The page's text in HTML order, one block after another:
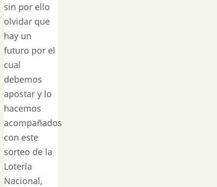
sin por ello
olvidar que
hay un
futuro por el
cual
debemos
apostar y lo
hacemos
acompañados
con este
sorteo de la
Lotería
Nacional,